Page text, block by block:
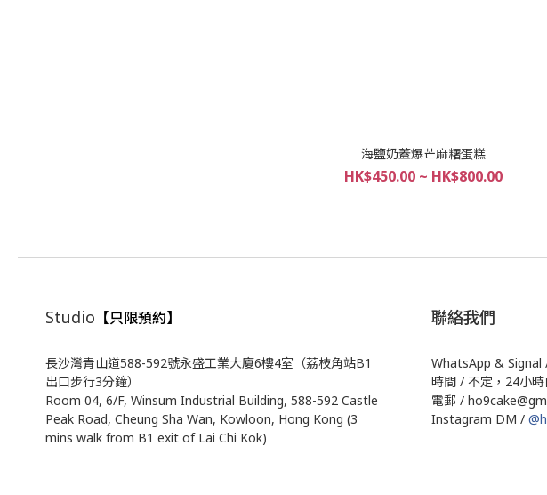
海鹽奶蓋爆芒麻糬蛋糕
HK$450.00 ~ HK$800.00
Studio 【只限預約】
長沙灣青山道588-592號永盛工業大廈6樓4室（荔枝角站B1
出口步行3分鐘）
Room 04, 6/F, Winsum Industrial Building, 588-592 Castle
Peak Road, Cheung Sha Wan, Kowloon, Hong Kong (3
mins walk from B1 exit of Lai Chi Kok)
聯絡我們
WhatsApp & Signal
時間 / 不定，24小時
電郵 /
Instagram DM /